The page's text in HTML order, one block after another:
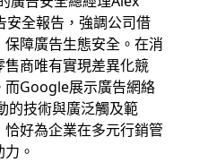
全報告，強調公司借
障廣告生態安全。在消
商唯有實現差異化競
而Google展示廣告網絡
的技術與廣泛觸及範
好為企業在多元行銷管
。